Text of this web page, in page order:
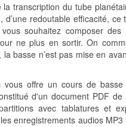
transcription du tube
d’une redoutable efficacité, ce
souhaitez composer des
ne plus en sortir. On
basse n’est pas mise en
vous offre un cours de
d'un document PDF de
avec tablatures et
enregistrements audios MP3